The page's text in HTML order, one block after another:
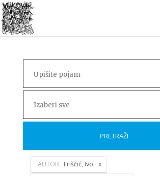
Izaberi sve
PRETRAŽI
AUTOR: Friščić, Ivo